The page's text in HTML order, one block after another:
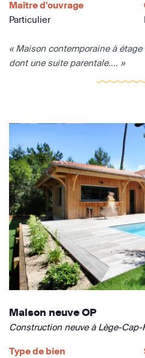
Maître d'ouvrage
Particulier
« Maison contemporaine à
dont une suite parentale.... »
Maison neuve OP
Construction neuve à Lège-Cap-
Type de bien